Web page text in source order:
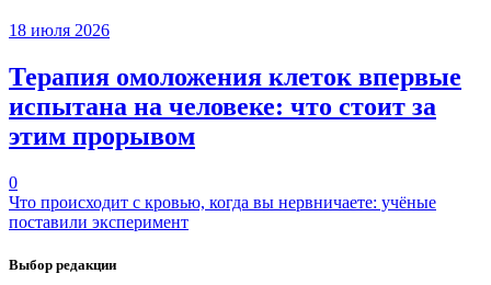
18 июля 2026
Терапия омоложения клеток впервые
испытана на человеке: что стоит за
этим прорывом
0
Что происходит с кровью, когда вы нервничаете: учёные
поставили эксперимент
Выбор редакции